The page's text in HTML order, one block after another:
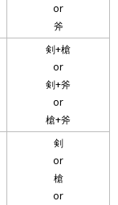
or
斧
剣+槍
or
剣+斧
or
槍+斧
剣
or
槍
or